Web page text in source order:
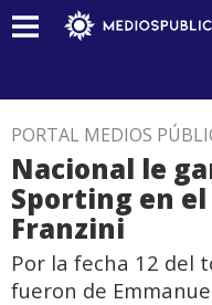
PORTAL MEDIOS
Nacional le
Sporting en
Franzini
Por la fecha 12 del
fueron de